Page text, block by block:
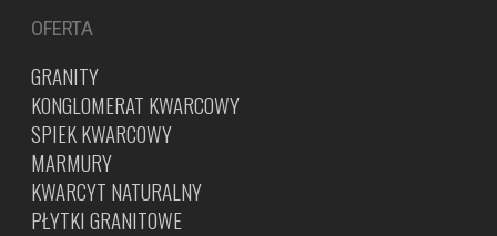
OFERTA
GRANITY
KONGLOMERAT KWARCOWY
SPIEK KWARCOWY
MARMURY
KWARCYT NATURALNY
PŁYTKI GRANITOWE